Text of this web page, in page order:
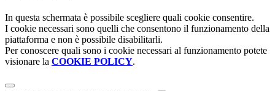
In questa schermata è possibile scegliere quali cookie consentire.
I cookie necessari sono quelli che consentono il funzionamento della
piattaforma e non è possibile disabilitarli.
Per conoscere quali sono i cookie necessari al funzionamento potete
visionare la COOKIE POLICY.